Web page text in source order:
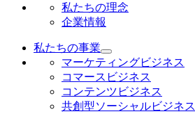
私たちの理念
企業情報
私たちの事業
マーケティングビジネス
コマースビジネス
コンテンツビジネス
共創型ソーシャルビジネス